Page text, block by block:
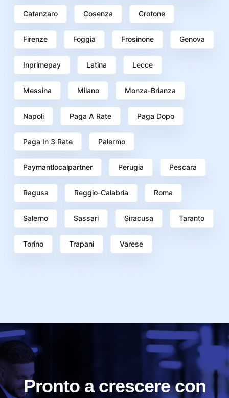
Catanzaro Cosenza Crotone
Firenze Foggia Frosinone Genova
Inprimepay Latina Lecce
Messina Milano Monza-Brianza
Napoli Paga A Rate Paga Dopo
Paga In 3 Rate Palermo
Paymantlocalpartner Perugia Pescara
Ragusa Reggio-Calabria Roma
Salerno Sassari Siracusa Taranto
Torino Trapani Varese
Pronto a crescere con